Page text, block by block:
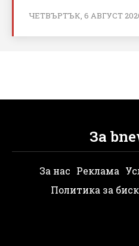
ЧЕТВЪРТЪК, 6 АВГУСТ
За
За нас Реклама
Политика за